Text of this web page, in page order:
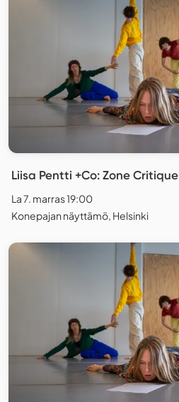
Liisa Pentti +Co: Zone Critique
La 7. marras 19:00
Konepajan näyttämö, Helsinki